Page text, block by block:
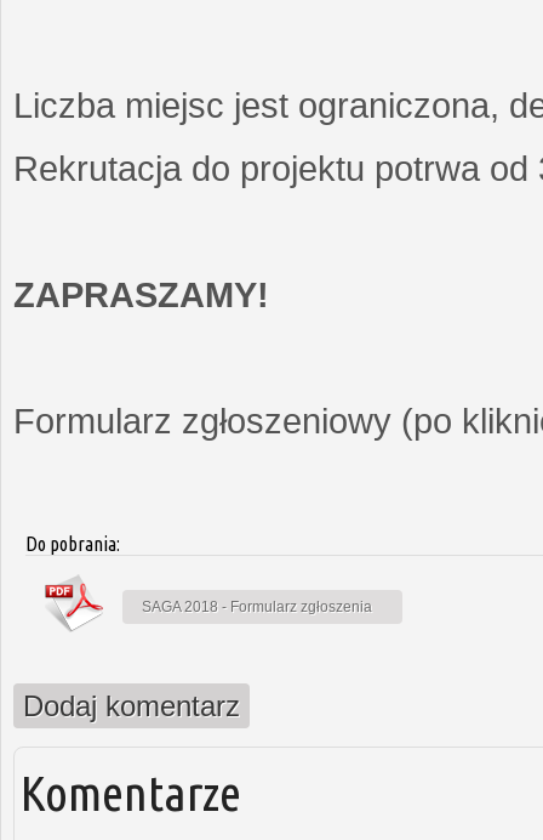
Liczba miejsc jest ograniczona,
Rekrutacja do projektu potrwa
ZAPRASZAMY!
Formularz zgłoszeniowy (po
Do pobrania:
SAGA 2018 - Formularz zgłoszenia
Dodaj komentarz
Komentarze